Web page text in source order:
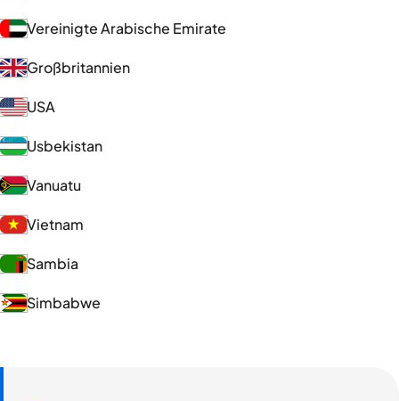
Vereinigte Arabische Emirate
Großbritannien
USA
Usbekistan
Vanuatu
Vietnam
Sambia
Simbabwe